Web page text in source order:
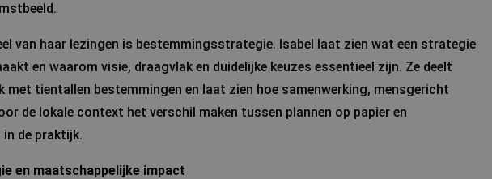
van haar lezingen is bestemmingsstrategie. Isabel laat zien wat een strategie
en waarom visie, draagvlak en duidelijke keuzes essentieel zijn. Ze deelt
met tientallen bestemmingen en laat zien hoe samenwerking, mensgericht
de lokale context het verschil maken tussen plannen op papier en
de praktijk.
en maatschappelijke impact